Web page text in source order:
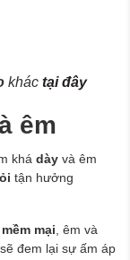
khác tại đây
êm
khá dày và êm
tận hưởng
mềm mại, êm và
đem lại sự ấm áp